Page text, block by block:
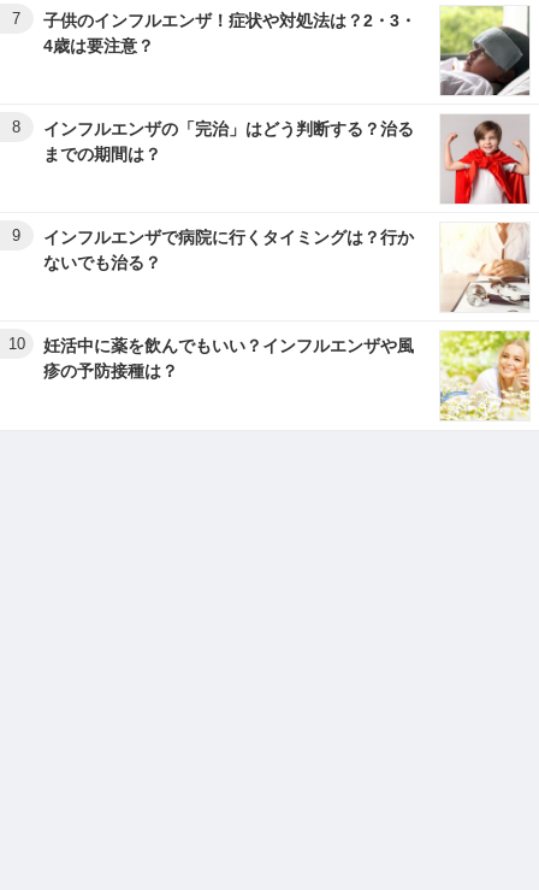
7
子供のインフルエンザ！症状や対処法は？2・3・
4歳は要注意？
8
インフルエンザの「完治」はどう判断する？治る
までの期間は？
9
インフルエンザで病院に行くタイミングは？行か
ないでも治る？
10
妊活中に薬を飲んでもいい？インフルエンザや風
疹の予防接種は？